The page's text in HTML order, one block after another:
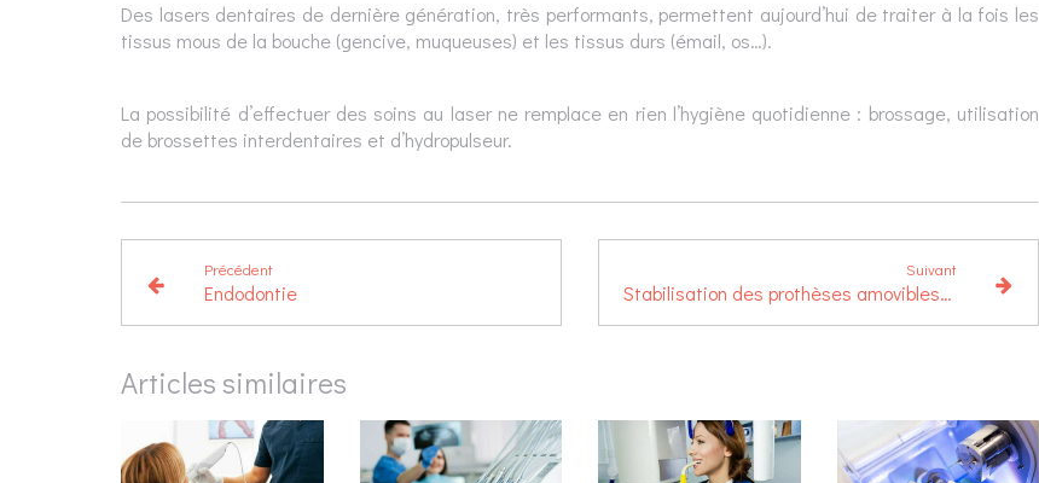
Des lasers dentaires de dernière génération, très performants, permettent aujourd’hui de traiter à la fois les
tissus mous de la bouche (gencive, muqueuses) et les tissus durs (émail, os…).
La possibilité d’effectuer des soins au laser ne remplace en rien l’hygiène quotidienne : brossage, utilisation
de brossettes interdentaires et d’hydropulseur.
Précédent
Endodontie
Suivant
Stabilisation des prothèses amovibles complètes
Articles similaires